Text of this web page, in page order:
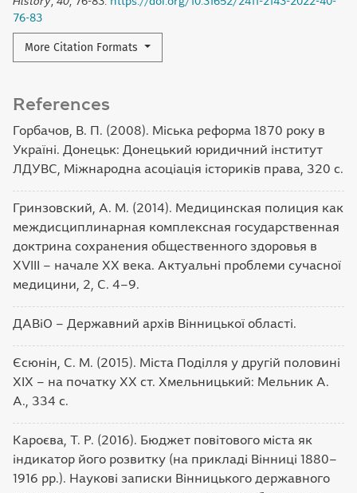
76-83
More Citation Formats
References
Горбачов, В. П. (2008). Міська реформа 1870 року в
Україні. Донецьк: Донецький юридичний інститут
ЛДУВС, Міжнародна асоціація істориків права, 320 с.
Гринзовский, А. М. (2014). Медицинская полиция как
междисциплинарная комплексная государственная
доктрина сохранения общественного здоровья в
ХVIII – начале ХХ века. Актуальні проблеми сучасної
медицини, 2, С. 4–9.
ДАВіО – Державний архів Вінницької області.
Єсюнін, С. М. (2015). Міста Поділля у другій половині
XIX – на початку XX ст. Хмельницький: Мельник А.
А., 334 с.
Кароєва, Т. Р. (2016). Бюджет повітового міста як
індикатор його розвитку (на прикладі Вінниці 1880–
1916 рр.). Наукові записки Вінницького державного